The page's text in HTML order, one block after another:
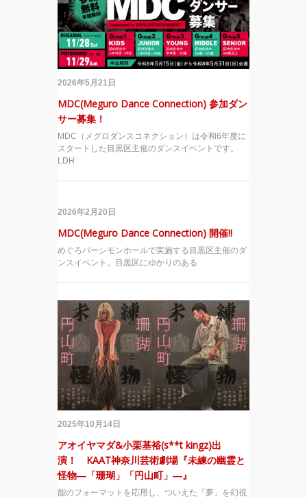
2026年5月21日
MDC(Meguro Dance Connection) 参加ダン
サー募集！
MDC（メグロダンスコネクション）は令和6年度に
スタートした目黒区主催のダンスイベントです。
LDH
2026年2月20日
MDC(Meguro Dance Connection) 開催!!
めぐろパーシモンホールで実施する目黒区主催のダ
ンスイベント。目黒区にゆかりのある
2025年10月14日
アオイヤマダ&小栗基裕(s**t kingz)出
演！ KAAT神奈川芸術劇場『未練の幽霊と
怪物―「珊瑚」「円山町」―』
能のフォーマットを応用し、ついえた「夢」を幻視